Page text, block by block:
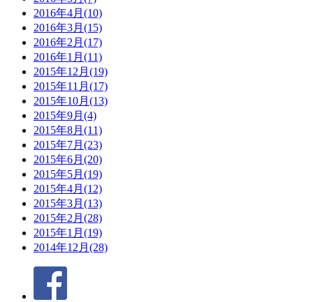
2016年4月(10)
2016年3月(15)
2016年2月(17)
2016年1月(11)
2015年12月(19)
2015年11月(17)
2015年10月(13)
2015年9月(4)
2015年8月(11)
2015年7月(23)
2015年6月(20)
2015年5月(19)
2015年4月(12)
2015年3月(13)
2015年2月(28)
2015年1月(19)
2014年12月(28)